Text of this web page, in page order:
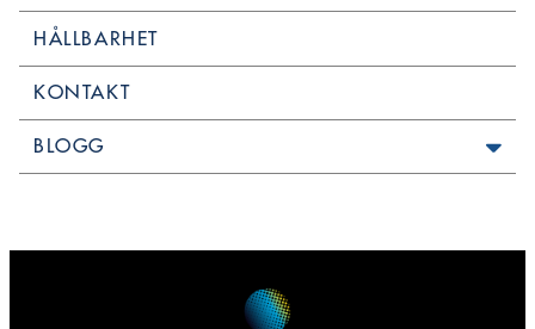
HÅLLBARHET
KONTAKT
BLOGG